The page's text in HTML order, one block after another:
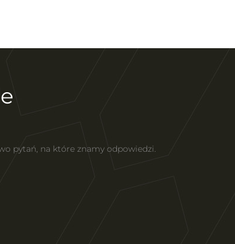
pytań, na które znamy odpowiedzi.